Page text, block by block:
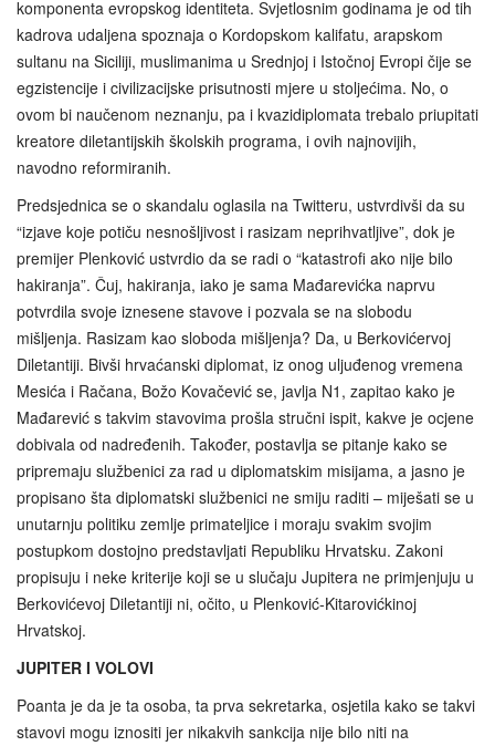
komponenta evropskog identiteta. Svjetlosnim godinama je od tih
kadrova udaljena spoznaja o Kordopskom kalifatu, arapskom
sultanu na Siciliji, muslimanima u Srednjoj i Istočnoj Evropi čije se
egzistencije i civilizacijske prisutnosti mjere u stoljećima. No, o
ovom bi naučenom neznanju, pa i kvazidiplomata trebalo priupitati
kreatore diletantijskih školskih programa, i ovih najnovijih,
navodno reformiranih.
Predsjednica se o skandalu oglasila na Twitteru, ustvrdivši da su
“izjave koje potiču nesnošljivost i rasizam neprihvatljive”, dok je
premijer Plenković ustvrdio da se radi o “katastrofi ako nije bilo
hakiranja”. Čuj, hakiranja, iako je sama Mađarevićka naprvu
potvrdila svoje iznesene stavove i pozvala se na slobodu
mišljenja. Rasizam kao sloboda mišljenja? Da, u Berkovićervoj
Diletantiji. Bivši hrvaćanski diplomat, iz onog uljuđenog vremena
Mesića i Račana, Božo Kovačević se, javlja N1, zapitao kako je
Mađarević s takvim stavovima prošla stručni ispit, kakve je ocjene
dobivala od nadređenih. Također, postavlja se pitanje kako se
pripremaju službenici za rad u diplomatskim misijama, a jasno je
propisano šta diplomatski službenici ne smiju raditi – miješati se u
unutarnju politiku zemlje primateljice i moraju svakim svojim
postupkom dostojno predstavljati Republiku Hrvatsku. Zakoni
propisuju i neke kriterije koji se u slučaju Jupitera ne primjenjuju u
Berkovićevoj Diletantiji ni, očito, u Plenković‑Kitarovićkinoj
Hrvatskoj.
JUPITER I VOLOVI
Poanta je da je ta osoba, ta prva sekretarka, osjetila kako se takvi
stavovi mogu iznositi jer nikakvih sankcija nije bilo niti na